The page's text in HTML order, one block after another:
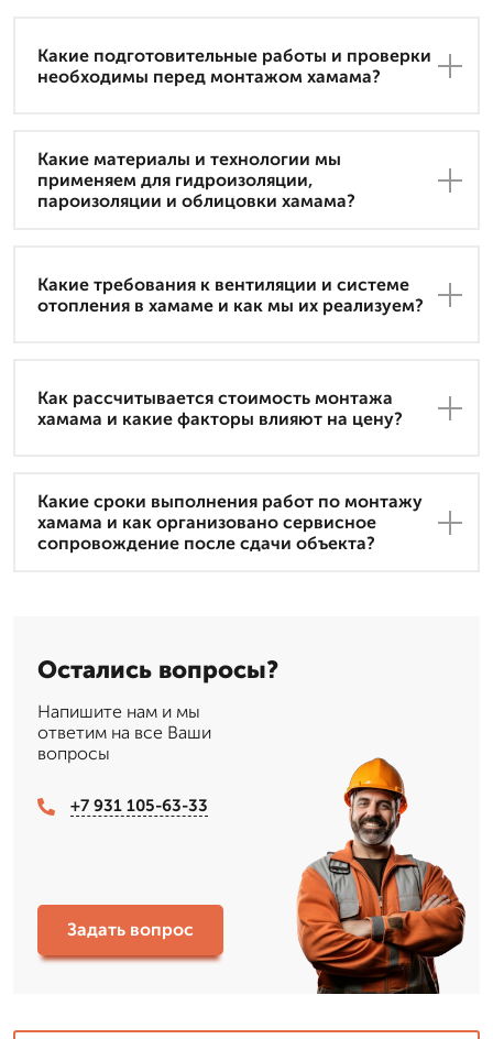
Какие подготовительные работы и проверки
необходимы перед монтажом хамама?
Какие материалы и технологии мы
применяем для гидроизоляции,
пароизоляции и облицовки хамама?
Какие требования к вентиляции и системе
отопления в хамаме и как мы их реализуем?
Как рассчитывается стоимость монтажа
хамама и какие факторы влияют на цену?
Какие сроки выполнения работ по монтажу
хамама и как организовано сервисное
сопровождение после сдачи объекта?
Остались вопросы?
Напишите нам и мы
ответим на все Ваши
вопросы
+7 931 105-63-33
Задать вопрос